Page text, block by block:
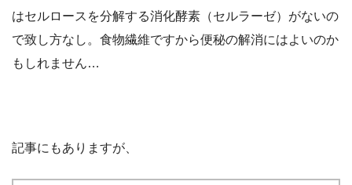
はセルロースを分解する消化酵素（セルラーゼ）がないの
で致し方なし。食物繊維ですから便秘の解消にはよいのか
もしれません…
記事にもありますが、